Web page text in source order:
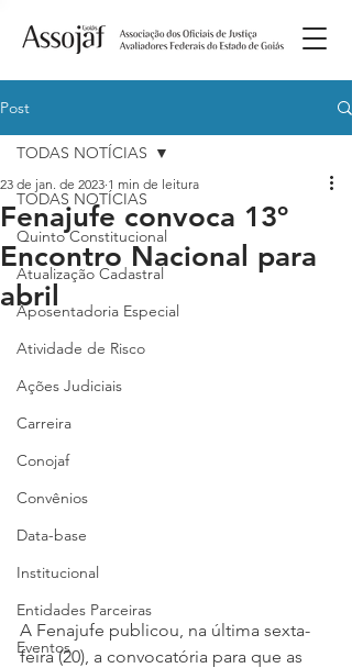
Post
TODAS NOTÍCIAS
Quinto Constitucional
Atualização Cadastral
Aposentadoria Especial
Atividade de Risco
Ações Judiciais
Carreira
Conojaf
Convênios
Data-base
Institucional
Entidades Parceiras
Eventos
TODAS NOTÍCIAS
Fenajufe convoca 13º
Encontro Nacional para
abril
23 de jan. de 2023 1 min de leitura
A Fenajufe publicou, na última sexta-
feira (20), a convocatória para que as